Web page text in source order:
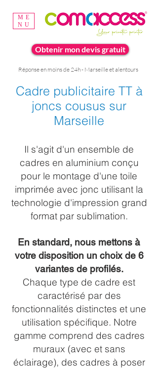
Obtenir mon devis gratuit
Réponse en moins de 24h - Marseille et alentours
ME
NU
Cadre publicitaire TT à
joncs cousus sur
Marseille
Il s'agit d'un ensemble de
cadres en aluminium conçu
pour le montage d'une toile
imprimée avec jonc utilisant la
technologie d'impression grand
format par sublimation.
En standard, nous mettons à
votre disposition un choix de 6
variantes de profilés.
Chaque type de cadre est
caractérisé par des
fonctionnalités distinctes et une
utilisation spécifique. Notre
gamme comprend des cadres
muraux (avec et sans
éclairage), des cadres à poser